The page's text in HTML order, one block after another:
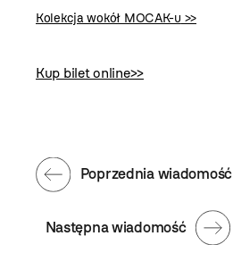
Kolekcja wokół MOCAK-u >>
Kup bilet online>>
Następna wiadomość
Poprzednia wiadomość